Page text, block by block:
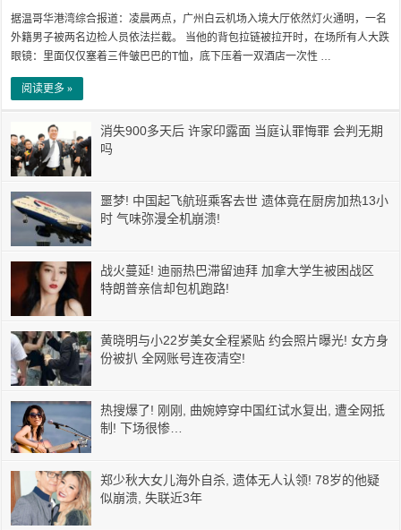
据温哥华港湾综合报道：凌晨两点，广州白云机场入境大厅依然灯火通明，一名
外籍男子被两名边检人员依法拦截。 当他的背包拉链被拉开时，在场所有人大跌
眼镜：里面仅仅塞着三件皱巴巴的T恤，底下压着一双酒店一次性 …
阅读更多 »
消失900多天后 许家印露面 当庭认罪悔罪 会判无期
吗
噩梦! 中国起飞航班乘客去世 遗体竟在厨房加热13小
时 气味弥漫全机崩溃!
战火蔓延! 迪丽热巴滞留迪拜 加拿大学生被困战区
特朗普亲信却包机跑路!
黄晓明与小22岁美女全程紧贴 约会照片曝光! 女方身
份被扒 全网账号连夜清空!
热搜爆了! 刚刚, 曲婉婷穿中国红试水复出, 遭全网抵
制! 下场很惨…
郑少秋大女儿海外自杀, 遗体无人认领! 78岁的他疑
似崩溃, 失联近3年